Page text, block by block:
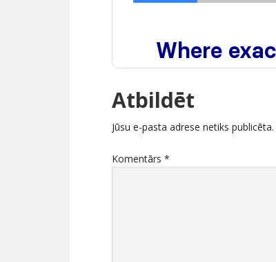
Atbildēt
Jūsu e-pasta adrese netiks publicēta.
Komentārs *